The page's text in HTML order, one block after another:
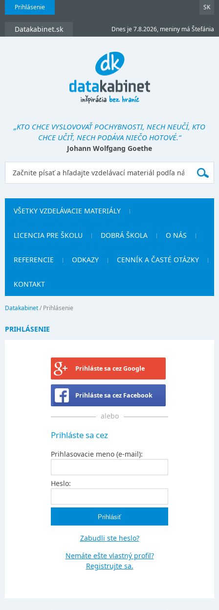
Prihlásenie SK
Datakabinet.sk Dnes je 7.8.2026, meniny má Štefánia
„KTO CHCE VYSLOVOVAŤ POCHYBNOSTI, NECH NEUČÍ, KTO
CHCE UČIŤ, NECH PODÁVA NIEČO HOTOVÉ.“
Johann Wolfgang Goethe
VŠETKY VZDELÁVACIE MATERIÁLY
LICENCIA PRE ŠKOLU DOBRÁ ŠKOLA O NÁS
REFERENCIE ODKAZY CENNÍK A ČASTÉ OTÁZKY
KONTAKT
Datakabinet/ Prihlásenie
PRIHLÁSENIE
Prihláste sa cez Google
Prihláste sa cez Facebook
alebo
Prihláste sa cez
Prihlasovacie meno (e-mail):
Heslo:
Zabudli ste heslo?
Nemáte ešte vlastný profil?
Registrujte sa.